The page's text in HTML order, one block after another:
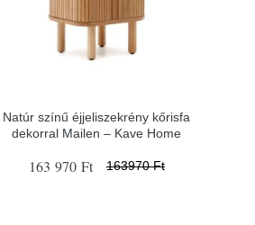
Natúr színű éjjeliszekrény kőrisfa
dekorral Mailen – Kave Home
163 970 Ft 163970 Ft